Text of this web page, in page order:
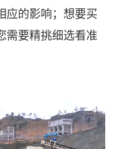
应的影响；想要买
需要精挑细选看准